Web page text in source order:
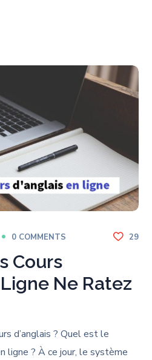
0 COMMENTS 29
Cours
Ligne Ne Ratez
d’anglais ? Quel est le
ligne ? À ce jour, le système